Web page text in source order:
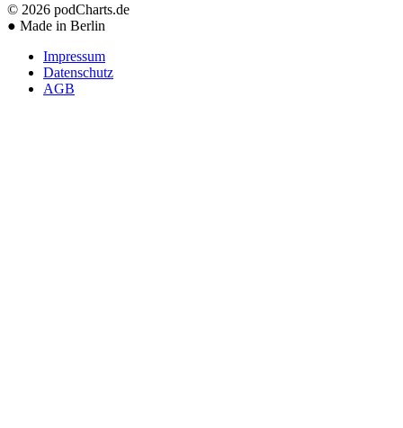
© 2026 podCharts.de
● Made in Berlin
Impressum
Datenschutz
AGB